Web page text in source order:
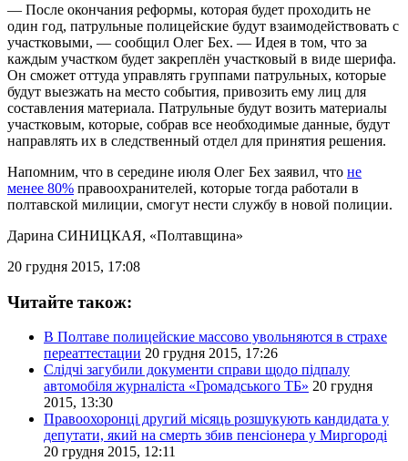
— После окончания реформы, которая будет проходить не
один год, патрульные полицейские будут взаимодействовать с
участковыми, — сообщил Олег Бех. — Идея в том, что за
каждым участком будет закреплён участковый в виде шерифа.
Он сможет оттуда управлять группами патрульных, которые
будут выезжать на место события, привозить ему лиц для
составления материала. Патрульные будут возить материалы
участковым, которые, собрав все необходимые данные, будут
направлять их в следственный отдел для принятия решения.
Напомним, что в середине июля Олег Бех заявил, что не
менее 80% правоохранителей, которые тогда работали в
полтавской милиции, смогут нести службу в новой полиции.
Дарина СИНИЦКАЯ, «Полтавщина»
20 грудня 2015, 17:08
Читайте також:
В Полтаве полицейские массово увольняются в страхе
переаттестации 20 грудня 2015, 17:26
Слідчі загубили документи справи щодо підпалу
автомобіля журналіста «Громадського ТБ» 20 грудня
2015, 13:30
Правоохоронці другий місяць розшукують кандидата у
депутати, який на смерть збив пенсіонера у Миргороді
20 грудня 2015, 12:11